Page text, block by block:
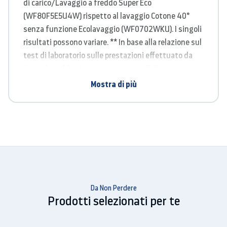
di carico/Lavaggio a freddo Super Eco
(WF80F5E5U4W) rispetto al lavaggio Cotone 40°
senza funzione Ecolavaggio (WF0702WKU). I singoli
risultati possono variare. ** In base alla relazione sul
test di laboratorio sulle prestazioni effettuato da
normale soluzione detergente e la tecnologia Bubble
energetica di livello superiore, rumorosità ridotta e
Mostra di più
Da Non Perdere
Prodotti selezionati per te